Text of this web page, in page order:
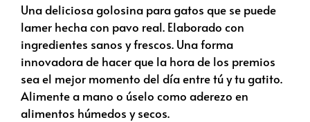
Una deliciosa golosina para gatos que se puede
lamer hecha con pavo real. Elaborado con
ingredientes sanos y frescos. Una forma
innovadora de hacer que la hora de los premios
sea el mejor momento del día entre tú y tu gatito.
Alimente a mano o úselo como aderezo en
alimentos húmedos y secos.